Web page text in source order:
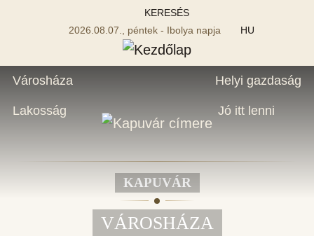
KERESÉS
2026.08.07., péntek - Ibolya napja
HU
Városháza
Lakosság
Helyi gazdaság
Jó itt lenni
KAPUVÁR
VÁROSHÁZA